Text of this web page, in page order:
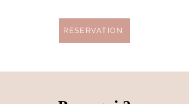
RESERVATION